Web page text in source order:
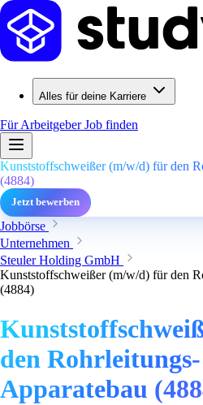
Alles für deine Karriere
Für ArbeitgeberJob finden
Kunststoffschweißer (m/w/d) für den
(4884)
Jetzt bewerben
Jobbörse
Unternehmen
Steuler Holding GmbH
Kunststoffschweißer (m/w/d) für den
(4884)
den
Apparatebau